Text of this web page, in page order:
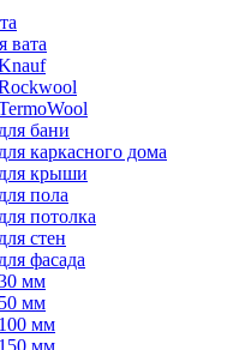
вата
бани
каркасного дома
крыши
пола
потолка
стен
фасада
мм
мм
мм
мм